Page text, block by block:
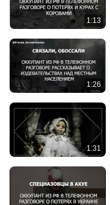
1:13
1:26
1:31